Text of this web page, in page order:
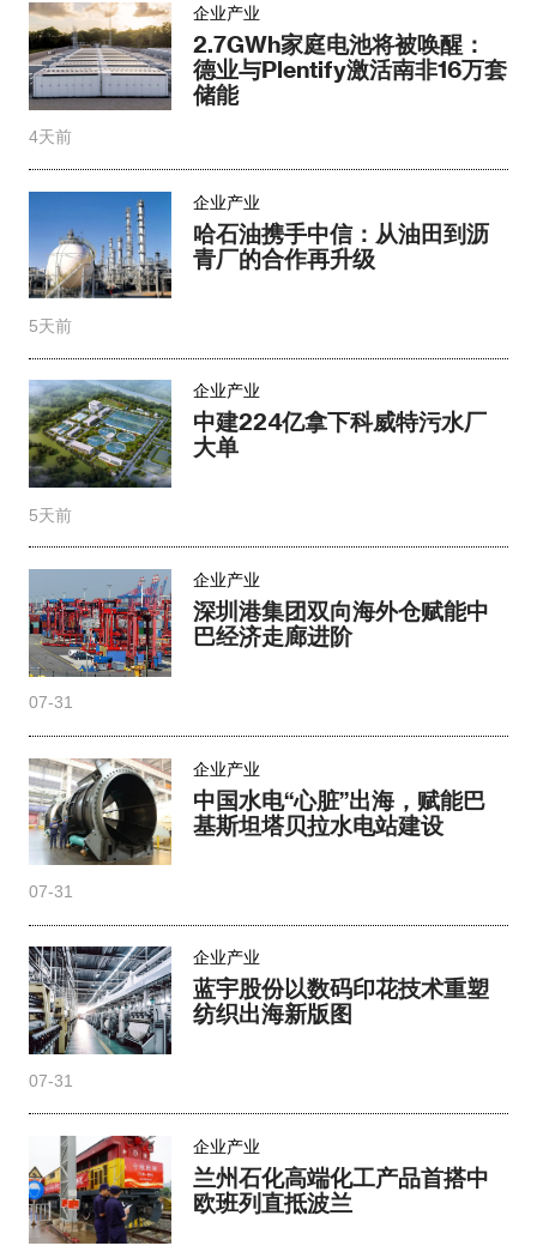
企业产业
2.7GWh家庭电池将被唤醒：
德业与Plentify激活南非16万套
储能
4天前
企业产业
哈石油携手中信：从油田到沥
青厂的合作再升级
5天前
企业产业
中建224亿拿下科威特污水厂
大单
5天前
企业产业
深圳港集团双向海外仓赋能中
巴经济走廊进阶
07-31
企业产业
中国水电“心脏”出海，赋能巴
基斯坦塔贝拉水电站建设
07-31
企业产业
蓝宇股份以数码印花技术重塑
纺织出海新版图
07-31
企业产业
兰州石化高端化工产品首搭中
欧班列直抵波兰